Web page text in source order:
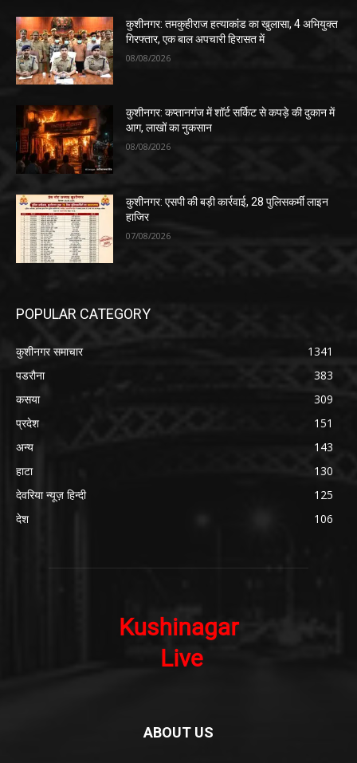
कुशीनगर: तमकुहीराज हत्याकांड का खुलासा, 4 अभियुक्त
गिरफ्तार, एक बाल अपचारी हिरासत में
08/08/2026
कुशीनगर: कप्तानगंज में शॉर्ट सर्किट से कपड़े की दुकान में
आग, लाखों का नुकसान
08/08/2026
कुशीनगर: एसपी की बड़ी कार्रवाई, 28 पुलिसकर्मी लाइन
हाजिर
07/08/2026
POPULAR CATEGORY
कुशीनगर समाचार
1341
पडरौना
383
कसया
309
प्रदेश
151
अन्य
143
हाटा
130
देवरिया न्यूज़ हिन्दी
125
देश
106
ABOUT US